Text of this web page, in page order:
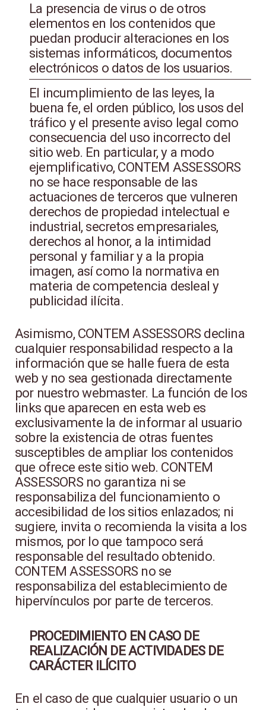
La presencia de virus o de otros
elementos en los contenidos que
puedan producir alteraciones en los
sistemas informáticos, documentos
electrónicos o datos de los usuarios.
El incumplimiento de las leyes, la
buena fe, el orden público, los usos del
tráfico y el presente aviso legal como
consecuencia del uso incorrecto del
sitio web. En particular, y a modo
ejemplificativo, CONTEM ASSESSORS
no se hace responsable de las
actuaciones de terceros que vulneren
derechos de propiedad intelectual e
industrial, secretos empresariales,
derechos al honor, a la intimidad
personal y familiar y a la propia
imagen, así como la normativa en
materia de competencia desleal y
publicidad ilícita.
Asimismo, CONTEM ASSESSORS declina
cualquier responsabilidad respecto a la
información que se halle fuera de esta
web y no sea gestionada directamente
por nuestro webmaster. La función de los
links que aparecen en esta web es
exclusivamente la de informar al usuario
sobre la existencia de otras fuentes
susceptibles de ampliar los contenidos
que ofrece este sitio web. CONTEM
ASSESSORS no garantiza ni se
responsabiliza del funcionamiento o
accesibilidad de los sitios enlazados; ni
sugiere, invita o recomienda la visita a los
mismos, por lo que tampoco será
responsable del resultado obtenido.
CONTEM ASSESSORS no se
responsabiliza del establecimiento de
hipervínculos por parte de terceros.
PROCEDIMIENTO EN CASO DE
REALIZACIÓN DE ACTIVIDADES DE
CARÁCTER ILÍCITO
En el caso de que cualquier usuario o un